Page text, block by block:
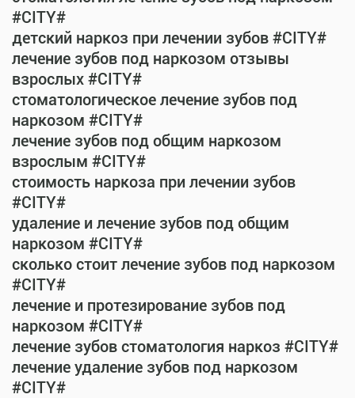
#CITY#
детский наркоз при лечении зубов #CITY#
лечение зубов под наркозом отзывы
взрослых #CITY#
стоматологическое лечение зубов под
наркозом #CITY#
лечение зубов под общим наркозом
взрослым #CITY#
стоимость наркоза при лечении зубов
#CITY#
удаление и лечение зубов под общим
наркозом #CITY#
сколько стоит лечение зубов под наркозом
#CITY#
лечение и протезирование зубов под
наркозом #CITY#
лечение зубов стоматология наркоз #CITY#
лечение удаление зубов под наркозом
#CITY#